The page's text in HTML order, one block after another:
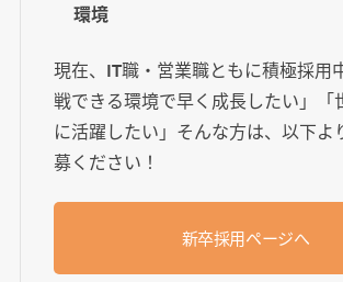
環境
現在、IT職・営業職ともに積極採用
戦できる環境で早く成長したい」「
に活躍したい」そんな方は、以下よ
募ください！
新卒採用ページへ